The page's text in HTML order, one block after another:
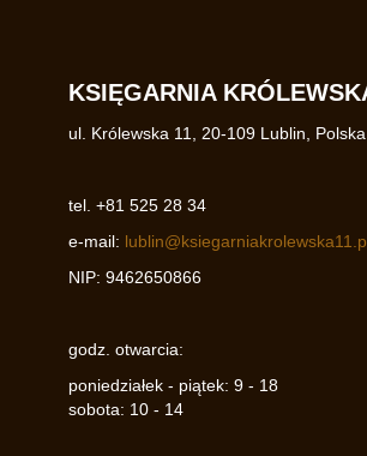
KSIĘGARNIA
ul. Królewska 11, 20-109 Lublin, Polska
tel. +81 525 28 34
e-mail:
NIP: 9462650866
godz. otwarcia:
poniedziałek - piątek: 9 - 18
sobota: 10 - 14